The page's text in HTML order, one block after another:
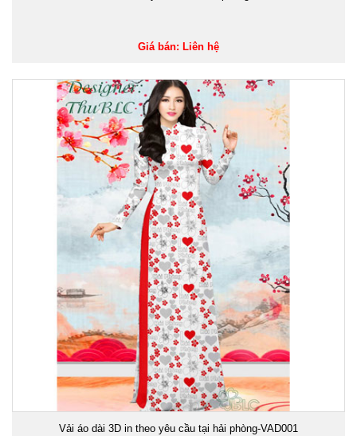
Giá bán: Liên hệ
Vải áo dài 3D in theo yêu cầu tại hải phòng-VAD001